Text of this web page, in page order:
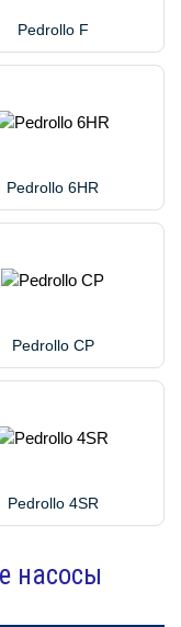
Pedrollo F
Pedrollo 6HR
Pedrollo CP
Pedrollo 4SR
насосы